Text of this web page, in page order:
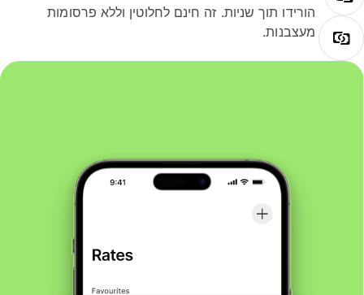
הורידו תוך שניות. זה חינם לחלוטין וללא פרסומות
מעצבנות.